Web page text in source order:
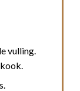
vulling.